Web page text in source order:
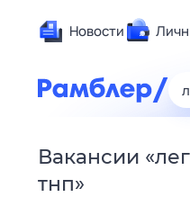
Новости
Вакансии «
тнп»